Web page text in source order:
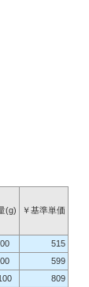
(g)
￥基準単価
515
599
809